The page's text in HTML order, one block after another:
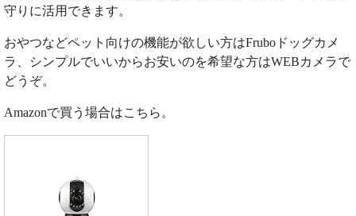
守りに活用できます。
おやつなどペット向けの機能が欲しい方はFruboドッグカメ
ラ、シンプルでいいからお安いのを希望な方はWEBカメラで
どうぞ。
Amazonで買う場合はこちら。